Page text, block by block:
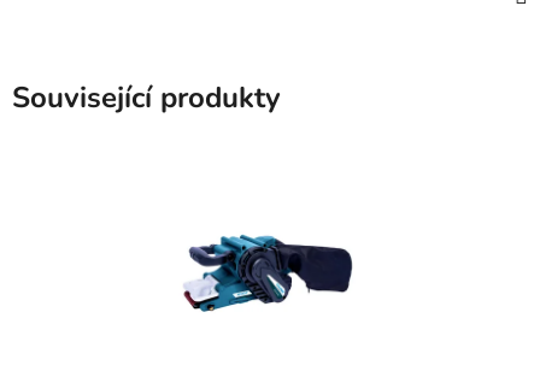
Související produkty